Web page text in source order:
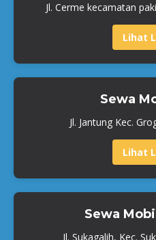
Jl. Cerme kecamatan
Lihat
Sewa
Jl. Jantung Kec.
Lihat
Sewa
Jl. Sukagalih, Kec.